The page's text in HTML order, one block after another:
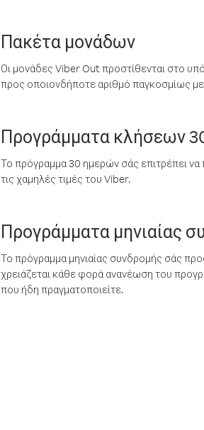
Πακέτα μονάδων
Οι μονάδες Viber Out προστίθενται στο
προς οποιονδήποτε αριθμό παγκοσμίως με
Προγράμματα κλήσεων
Το πρόγραμμα 30 ημερών σάς επιτρέπει να
τις χαμηλές τιμές του Viber.
Προγράμματα μηνιαίας
Το πρόγραμμα μηνιαίας συνδρομής σάς
χρειάζεται κάθε φορά ανανέωση του
που ήδη πραγματοποιείτε.